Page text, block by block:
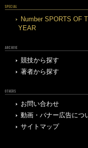
SPECIAL
Number SPORTS OF
YEAR
ARCHIVE
競技から探す
著者から探す
OTHERS
お問い合わせ
動画・バナー広告につ
サイトマップ